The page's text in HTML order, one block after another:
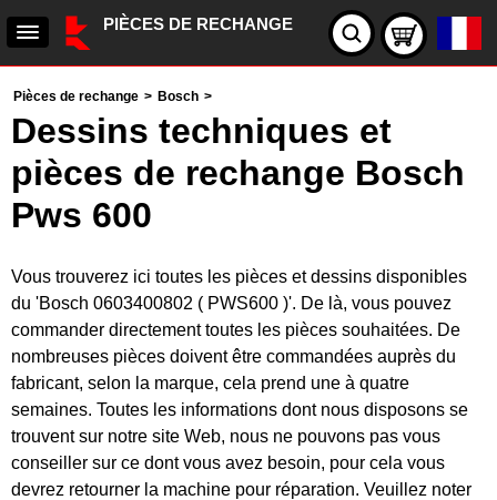
PIÈCES DE RECHANGE
Pièces de rechange > Bosch >
Dessins techniques et
pièces de rechange Bosch
Pws 600
Vous trouverez ici toutes les pièces et dessins disponibles
du 'Bosch 0603400802 ( PWS600 )'. De là, vous pouvez
commander directement toutes les pièces souhaitées. De
nombreuses pièces doivent être commandées auprès du
fabricant, selon la marque, cela prend une à quatre
semaines. Toutes les informations dont nous disposons se
trouvent sur notre site Web, nous ne pouvons pas vous
conseiller sur ce dont vous avez besoin, pour cela vous
devrez retourner la machine pour réparation. Veuillez noter